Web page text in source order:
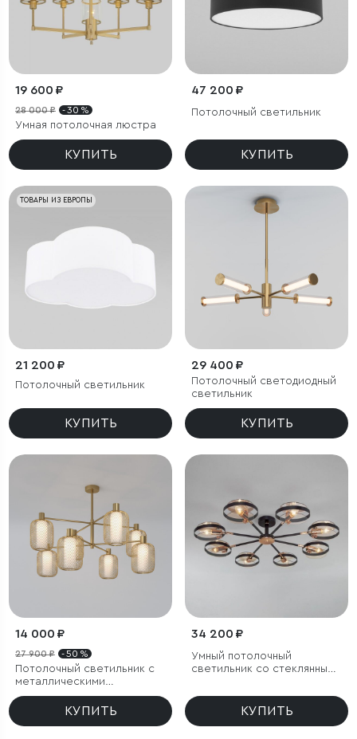
19 600 ₽
28 000 ₽ - 30 %
Умная потолочная люстра
КУПИТЬ
47 200 ₽
Потолочный светильник
КУПИТЬ
ТОВАРЫ ИЗ ЕВРОПЫ
21 200 ₽
Потолочный светильник
КУПИТЬ
29 400 ₽
Потолочный светодиодный
светильник
КУПИТЬ
14 000 ₽
27 900 ₽ - 50 %
Потолочный светильник с
металлическими
абажурами и стеклянными
плафонамиКУПИТЬ
34 200 ₽
Умный потолочный
светильник со стеклянными
КУПИТЬ